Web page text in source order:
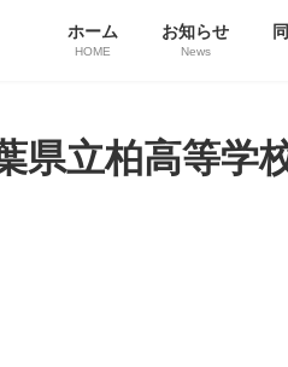
ホーム
HOME
お知らせ
News
県立柏高等学